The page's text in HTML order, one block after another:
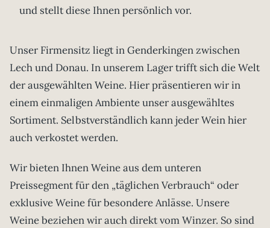
und stellt diese Ihnen persönlich vor.
Unser Firmensitz liegt in Genderkingen zwischen
Lech und Donau. In unserem Lager trifft sich die Welt
der ausgewählten Weine. Hier präsentieren wir in
einem einmaligen Ambiente unser ausgewähltes
Sortiment. Selbstverständlich kann jeder Wein hier
auch verkostet werden.
Wir bieten Ihnen Weine aus dem unteren
Preissegment für den „täglichen Verbrauch“ oder
exklusive Weine für besondere Anlässe. Unsere
Weine beziehen wir auch direkt vom Winzer. So sind